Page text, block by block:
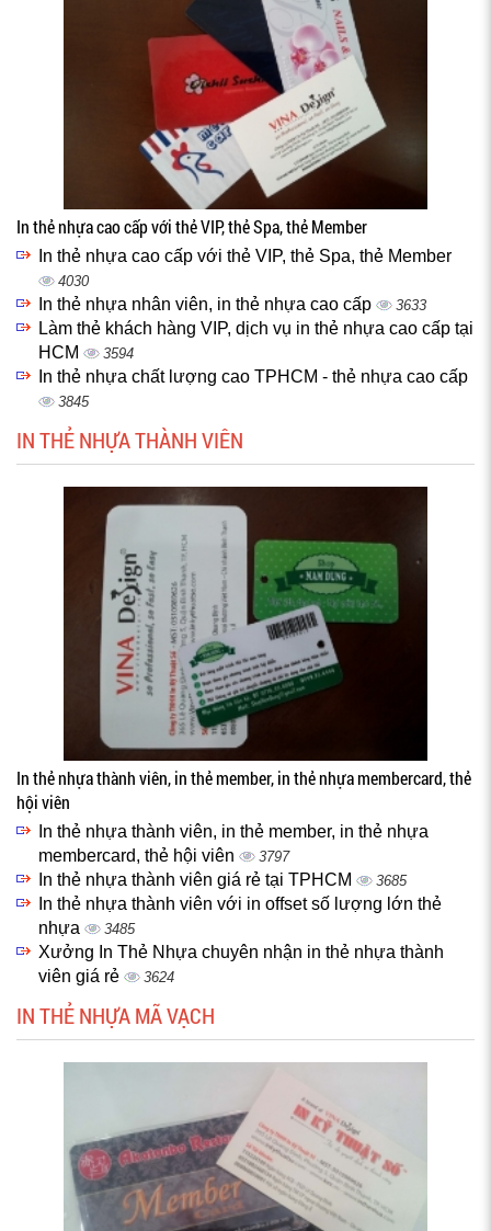
In thẻ nhựa cao cấp với thẻ VIP, thẻ Spa, thẻ Member
In thẻ nhựa cao cấp với thẻ VIP, thẻ Spa, thẻ Member
4030
In thẻ nhựa nhân viên, in thẻ nhựa cao cấp 3633
Làm thẻ khách hàng VIP, dịch vụ in thẻ nhựa cao cấp tại
HCM
3594
In thẻ nhựa chất lượng cao TPHCM - thẻ nhựa cao cấp
3845
IN THẺ NHỰA THÀNH VIÊN
In thẻ nhựa thành viên, in thẻ member, in thẻ nhựa membercard, thẻ
hội viên
In thẻ nhựa thành viên, in thẻ member, in thẻ nhựa
membercard, thẻ hội viên
3797
In thẻ nhựa thành viên giá rẻ tại TPHCM 3685
In thẻ nhựa thành viên với in offset số lượng lớn thẻ
nhựa
3485
Xưởng In Thẻ Nhựa chuyên nhận in thẻ nhựa thành
viên giá rẻ
3624
IN THẺ NHỰA MÃ VẠCH